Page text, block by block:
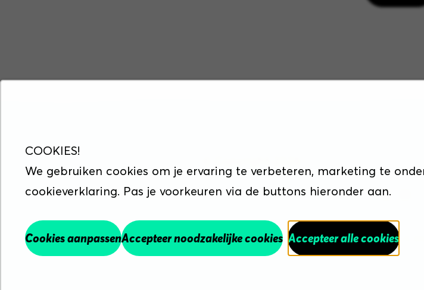
COOKIES!
We gebruiken cookies om je ervaring te verbeteren, marketing te
cookieverklaring. Pas je voorkeuren via de buttons hieronder aan.
Accepteer alle cookies
Accepteer noodzakelijke cookies
Cookies aanpassen Maak werk van een schonere wereld is